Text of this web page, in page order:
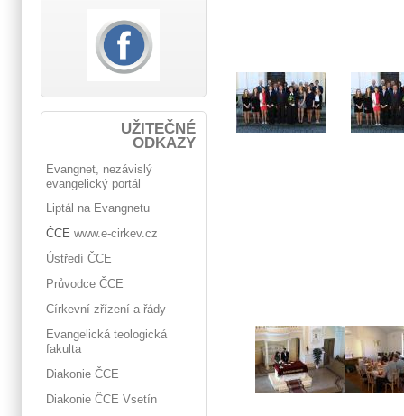
UŽITEČNÉ
ODKAZY
Evangnet, nezávislý
evangelický portál
Liptál na Evangnetu
ČCE www.e-cirkev.cz
Ústředí ČCE
Průvodce ČCE
Církevní zřízení a řády
Evangelická teologická
fakulta
Diakonie ČCE
Diakonie ČCE Vsetín